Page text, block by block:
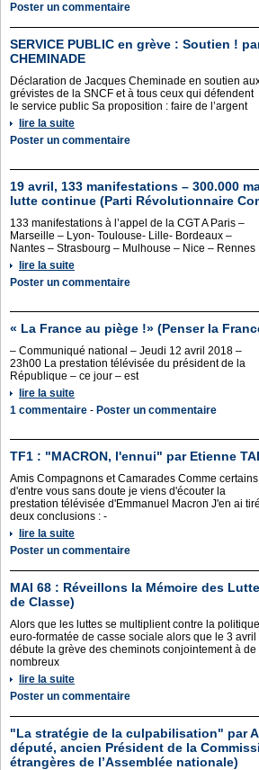
Poster un commentaire
SERVICE PUBLIC en grève : Soutien !
CHEMINADE
Déclaration de Jacques Cheminade en soutien
grévistes de la SNCF et à tous ceux qui défendent
le service public Sa proposition : faire de l’argent
lire la suite
Poster un commentaire
19 avril, 133 manifestations – 300.000
lutte continue (Parti Révolutionnaire
133 manifestations à l’appel de la CGT A Paris –
Marseille – Lyon- Toulouse- Lille- Bordeaux –
Nantes – Strasbourg – Mulhouse – Nice – Rennes
lire la suite
Poster un commentaire
« La France au piège !» (Penser la
– Communiqué national – Jeudi 12 avril 2018 –
23h00 La prestation télévisée du président de la
République – ce jour – est
lire la suite
1 commentaire - Poster un commentaire
TF1 : "MACRON, l'ennui" par Etienne
Amis Compagnons et Camarades Comme certains
d'entre vous sans doute je viens d'écouter la
prestation télévisée d'Emmanuel Macron J'en ai tiré
deux conclusions : -
lire la suite
Poster un commentaire
MAI 68 : Réveillons la Mémoire des
de Classe)
Alors que les luttes se multiplient contre la politique
euro-formatée de casse sociale alors que le 3 avril
débute la grève des cheminots conjointement à de
nombreux
lire la suite
Poster un commentaire
"La stratégie de la culpabilisation" par
député, ancien Président de la
étrangères de l’Assemblée nationale)